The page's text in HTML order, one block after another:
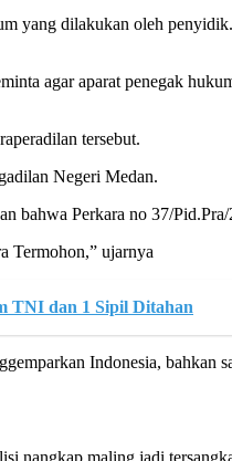
yang dilakukan oleh
agar aparat penegak
tersebut.
Negeri Medan.
bahwa Perkara no 37/
Termohon,” ujarnya
TNI dan 1 Sipil Ditahan
Indonesia,